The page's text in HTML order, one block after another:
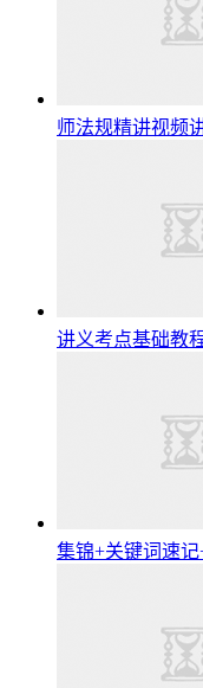
师法规精讲视频
讲义考点基础教
集锦+关键词速